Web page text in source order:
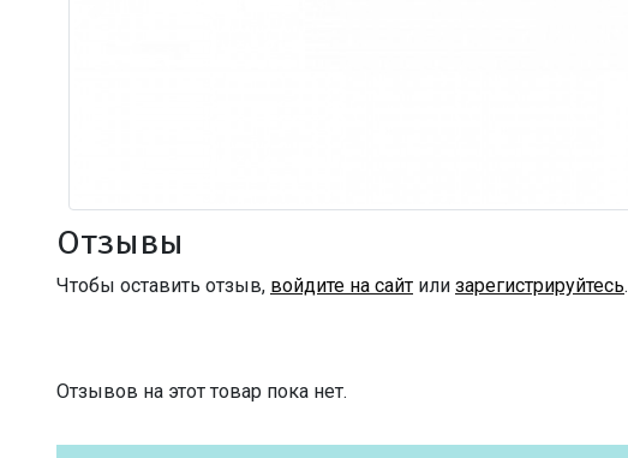
Отзывы
Чтобы оставить отзыв, войдите на сайт или зарегистрируйтесь.
Отзывов на этот товар пока нет.